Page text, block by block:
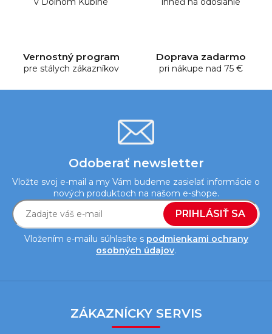
k
v
ý
p
i
s
u
Vernostný program
pre stálych zákazníkov
Doprava zadarmo
pri nákupe nad 75 €
Odoberať newsletter
Vložte svoj e-mail a my Vám budeme zasielať informácie o
nových produktoch na našom e-shope.
Vložením e-mailu súhlasíte s podmienkami ochrany
osobných údajov.
PRIHLÁSIŤ SA
ZÁKAZNÍCKY SERVIS